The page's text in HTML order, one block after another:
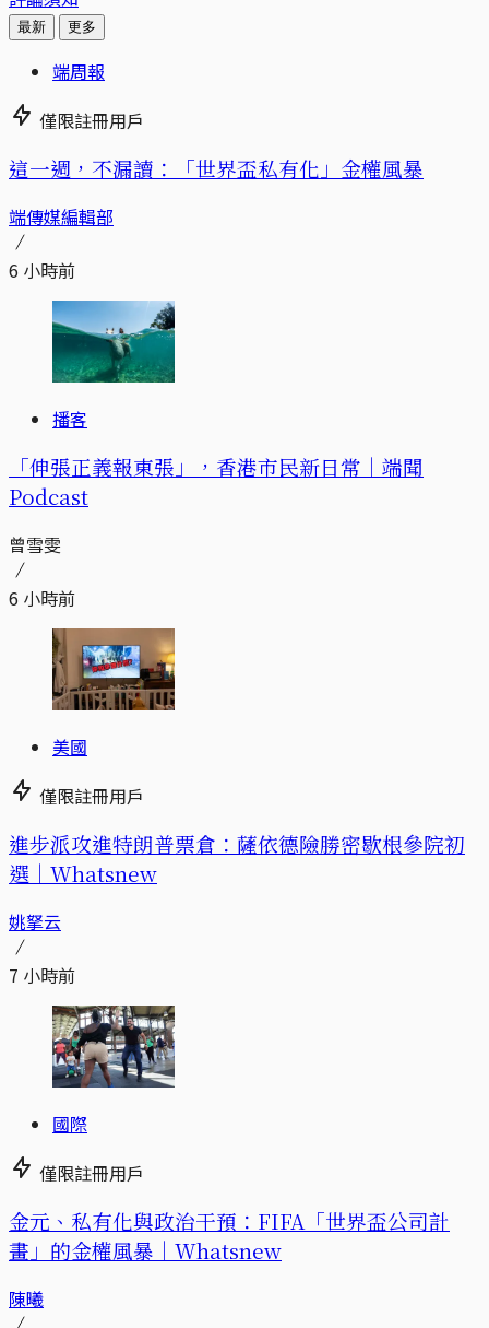
最新 更多
端周報
僅限註冊用戶
這一週，不漏讀：「世界盃私有化」金權風暴
端傳媒編輯部
6 小時前
播客
「伸張正義報東張」，香港市民新日常｜端聞
Podcast
曾雪雯
6 小時前
美國
僅限註冊用戶
進步派攻進特朗普票倉：薩依德險勝密歇根參院初
選｜Whatsnew
姚拏云
7 小時前
國際
僅限註冊用戶
金元、私有化與政治干預：FIFA「世界盃公司計
畫」的金權風暴｜Whatsnew
陳曦